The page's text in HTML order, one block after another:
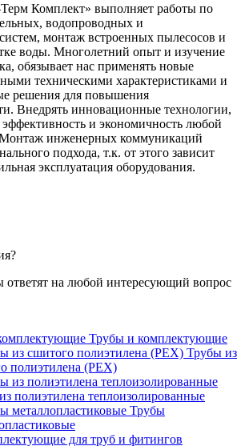
Комплект» выполняет работы по
водопроводных и
монтаж встроенных пылесосов и
воды. Многолетний опыт и изучение
обязывает нас применять новые
техническими характеристиками и
решения для повышения
Внедрять инновационные технологии,
и экономичность любой
инженерных коммуникаций
подхода, т.к. от этого зависит
эксплуатация оборудования.
на любой интересующий вопрос
Трубы и комплектующие
Трубы из
полиэтилена (PEX)
полиэтилена теплоизолированные
Трубы